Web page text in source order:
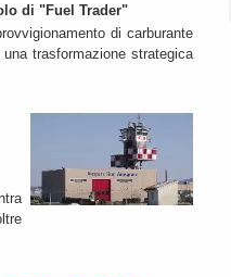
di "Fuel Trader"
di carburante
trasformazione strategica